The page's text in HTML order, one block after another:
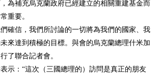
為補充烏克蘭政府已經建立的相關重建基金而
重要。
確信，我們所討論的一切將為我們的國家、我
來達到積極的目標。與會的烏克蘭總理什米加
了聯合記者會。
示：“這次（三國總理的）訪問是真正的朋友